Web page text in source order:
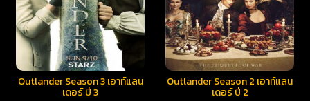
Outlander Season 3 เอาท์แลน
เดอร์ ปี 3
Outlander Season 2 เอาท์แลน
เดอร์ ปี 2